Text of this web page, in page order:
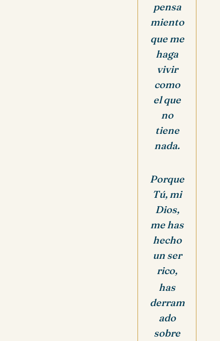
pensa
miento
que me
haga
vivir
como
el que
no
tiene
nada.
Porque
Tú, mi
Dios,
me has
hecho
un ser
rico,
has
derram
ado
sobre